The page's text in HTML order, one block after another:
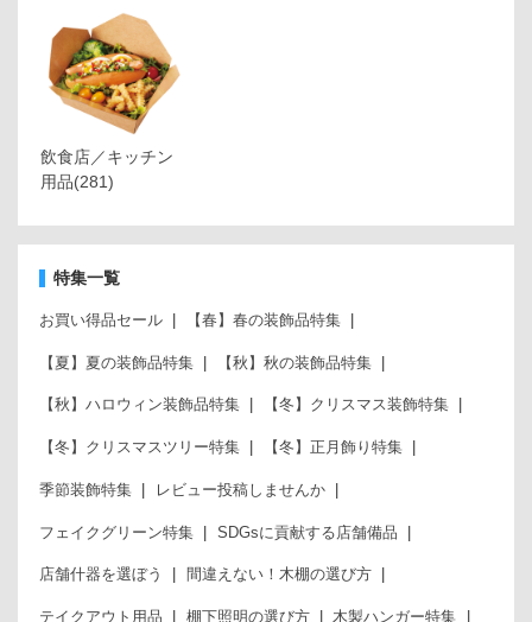
飲食店／キッチン
用品(281)
特集一覧
お買い得品セール 【春】春の装飾品特集
【夏】夏の装飾品特集 【秋】秋の装飾品特集
【秋】ハロウィン装飾品特集 【冬】クリスマス装飾特集
【冬】クリスマスツリー特集 【冬】正月飾り特集
季節装飾特集 レビュー投稿しませんか
フェイクグリーン特集 SDGsに貢献する店舗備品
店舗什器を選ぼう 間違えない！木棚の選び方
テイクアウト用品 棚下照明の選び方 木製ハンガー特集